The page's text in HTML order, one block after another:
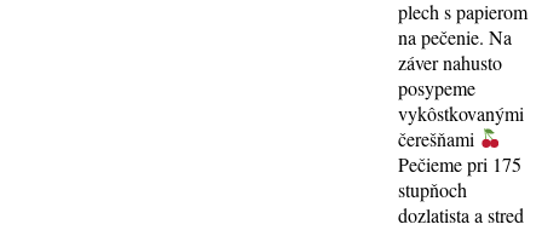
plech s papierom
na pečenie. Na
záver nahusto
posypeme
vykôstkovanými
čerešňami
Pečieme pri 175
stupňoch
dozlatista a stred